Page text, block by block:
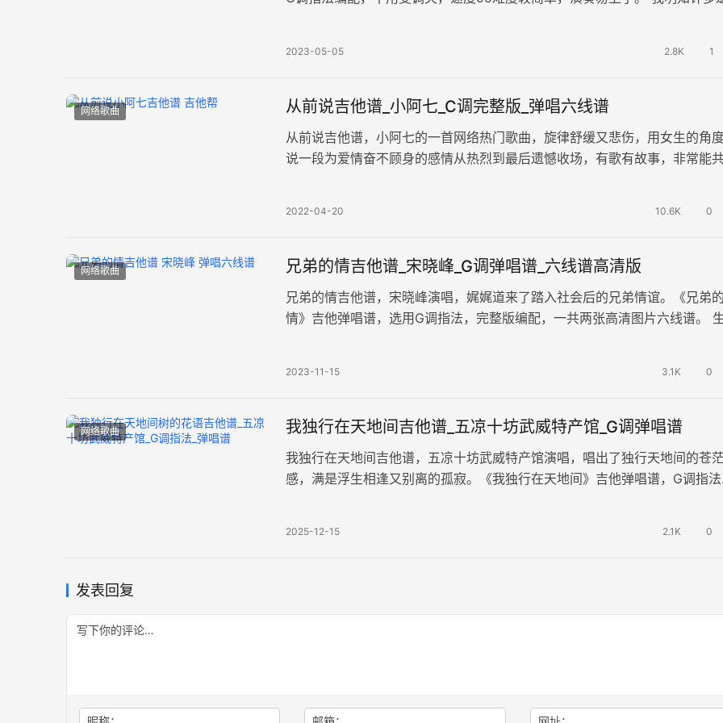
2023-05-05 2.8K 1
网络歌曲 从前说吉他谱_小阿七_C调完整版_弹唱六线谱
从前说吉他谱，小阿七的一首网络热门歌曲，旋律舒缓又悲伤，用女生的角
说一段为爱情奋不顾身的感情从热烈到最后遗憾收场，有歌有故事，非常能
2022-04-20 10.6K 0
网络歌曲 兄弟的情吉他谱_宋晓峰_G调弹唱谱_六线谱高清版
兄弟的情吉他谱，宋晓峰演唱，娓娓道来了踏入社会后的兄弟情谊。《兄弟的
情》吉他弹唱谱，选用G调指法，完整版编配，一共两张高清图片六线谱。
2023-11-15 3.1K 0
网络歌曲 我独行在天地间吉他谱_五凉十坊武威特产馆_G调弹唱谱
我独行在天地间吉他谱，五凉十坊武威特产馆演唱，唱出了独行天地间的苍
感，满是浮生相逢又别离的孤寂。《我独行在天地间》吉他弹唱谱，G调指法
2025-12-15 2.1K 0
发表回复